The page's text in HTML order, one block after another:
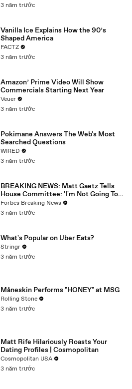
3 năm trước
Vanilla Ice Explains How the 90’s
Shaped America
FACTZ
3 năm trước
Amazon’ Prime Video Will Show
Commercials Starting Next Year
Veuer
3 năm trước
Pokimane Answers The Web's Most
Searched Questions
WIRED
3 năm trước
BREAKING NEWS: Matt Gaetz Tells
House Committee: 'I'm Not Going To
Vote For A Continuing Resolution'
Forbes Breaking News
3 năm trước
What's Popular on Uber Eats?
Stringr
3 năm trước
Måneskin Performs "HONEY" at MSG
Rolling Stone
3 năm trước
Matt Rife Hilariously Roasts Your
Dating Profiles | Cosmopolitan
Cosmopolitan USA
3 năm trước